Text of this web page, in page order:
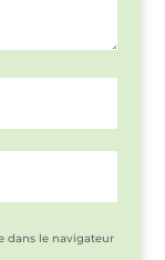
dans le navigateur